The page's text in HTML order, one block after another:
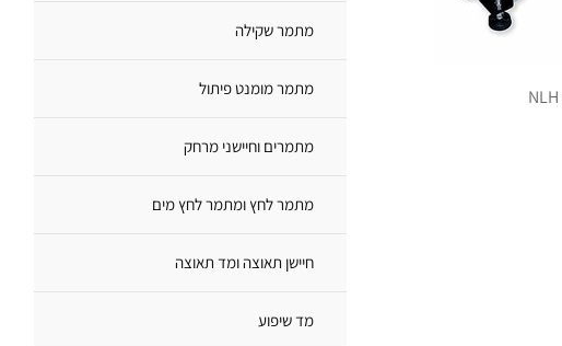
מתמר שקילה
מתמר מומנט פיתול
מתמרים וחיישני מרחק
מתמר לחץ ומתמר לחץ מים
חיישן תאוצה ומד תאוצה
מד שיפוע